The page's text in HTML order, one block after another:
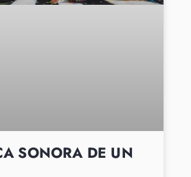
SONORA DE UN